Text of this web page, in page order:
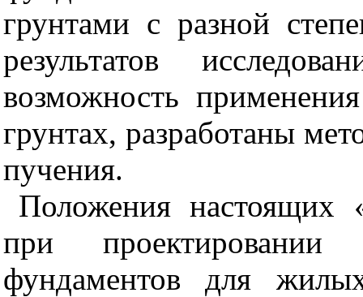
грунтами с разной
результатов
возможность
грунтах, разработаны
пучения.
Положения настоящих
при проектировании
фундаментов для